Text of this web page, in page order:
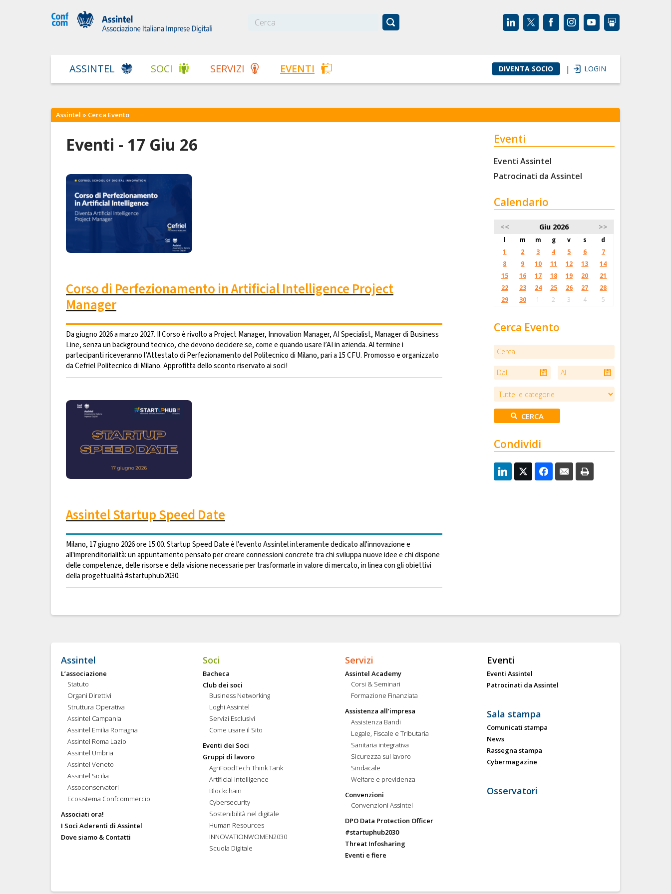
ASSINTEL SOCI SERVIZI EVENTI DIVENTA SOCIO | LOGIN
Assintel » Cerca Evento
Eventi - 17 Giu 26
Corso di Perfezionamento in Artificial Intelligence Project
Manager
Da giugno 2026 a marzo 2027. Il Corso è rivolto a Project Manager, Innovation Manager, AI Specialist, Manager di Business
Line, senza un background tecnico, che devono decidere se, come e quando usare l’AI in azienda. Al termine i
partecipanti riceveranno l’Attestato di Perfezionamento del Politecnico di Milano, pari a 15 CFU. Promosso e organizzato
da Cefriel Politecnico di Milano. Approfitta dello sconto riservato ai soci!
Assintel Startup Speed Date
Milano, 17 giugno 2026 ore 15:00. Startup Speed Date è l'evento Assintel interamente dedicato all'innovazione e
all'imprenditorialità: un appuntamento pensato per creare connessioni concrete tra chi sviluppa nuove idee e chi dispone
delle competenze, delle risorse e della visione necessarie per trasformarle in valore di mercato, in linea con gli obiettivi
della progettualità #startuphub2030.
Eventi
Eventi Assintel
Patrocinati da Assintel
Calendario
<< Giu 2026 >>
l m m g v s
d
1
2 3 4 5 6
7
8
9 10 11 12 13
14
15
16 17 18 19 20
21
22
23 24 25 26 27
28
29
30 1 2 3 4 5
Cerca Evento
Condividi
Assintel
L’associazione
Statuto
Organi Direttivi
Struttura Operativa
Assintel Campania
Assintel Emilia Romagna
Assintel Roma Lazio
Assintel Umbria
Assintel Veneto
Assintel Sicilia
Assoconservatori
Ecosistema Confcommercio
Associati ora!
I Soci Aderenti di Assintel
Dove siamo & Contatti
Soci
Bacheca
Club dei soci
Business Networking
Loghi Assintel
Servizi Esclusivi
Come usare il Sito
Eventi dei Soci
Gruppi di lavoro
AgriFoodTech Think Tank
Artificial Intelligence
Blockchain
Cybersecurity
Sostenibilità nel digitale
Human Resources
INNOVATIONWOMEN2030
Scuola Digitale
Servizi
Assintel Academy
Corsi & Seminari
Formazione Finanziata
Assistenza all’impresa
Assistenza Bandi
Legale, Fiscale e Tributaria
Sanitaria integrativa
Sicurezza sul lavoro
Sindacale
Welfare e previdenza
Convenzioni
Convenzioni Assintel
DPO Data Protection Officer
#startuphub2030
Threat Infosharing
Eventi e fiere
Eventi
Eventi Assintel
Patrocinati da Assintel
Sala stampa
Comunicati stampa
News
Rassegna stampa
Cybermagazine
Osservatori